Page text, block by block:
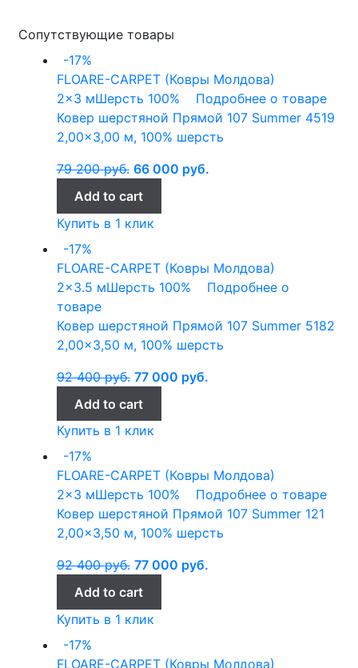
Сопутствующие товары
-17%
FLOARE-CARPET (Ковры Молдова)
2x3 мШерсть 100%
Подробнее о товаре
Ковер шерстяной Прямой 107 Summer 4519
2,00×3,00 м, 100% шерсть
79 200руб. 66 000 руб.
Add to cart
Купить в 1 клик
-17%
FLOARE-CARPET (Ковры Молдова)
2x3.5 мШерсть 100%
Подробнее о
товаре
Ковер шерстяной Прямой 107 Summer 5182
2,00×3,50 м, 100% шерсть
92 400руб. 77 000 руб.
Add to cart
Купить в 1 клик
-17%
FLOARE-CARPET (Ковры Молдова)
2x3 мШерсть 100%
Подробнее о товаре
Ковер шерстяной Прямой 107 Summer 121
2,00×3,50 м, 100% шерсть
92 400руб. 77 000 руб.
Add to cart
Купить в 1 клик
-17%
FLOARE-CARPET (Ковры Молдова)